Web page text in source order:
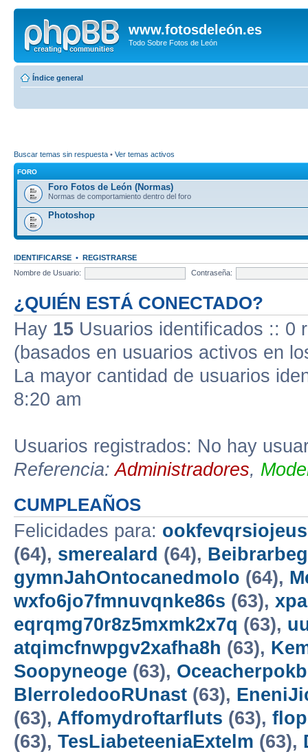
www.fotosdeleón.es
Todo Sobre Fotos de León
Índice general
Buscar temas sin respuesta • Ver temas activos
FORO
Foro Fotos de León (Normas)
Normas de comportamiento dentro del foro
Photoshop
IDENTIFICARSE • REGISTRARSE
Nombre de Usuario:
Contraseña:
¿QUIÉN ESTÁ CONECTADO?
Hay 15 Usuarios identificados :: 0
(basados en usuarios activos en
La mayor cantidad de usuarios
8:20 am
Usuarios registrados: No hay
Referencia:Administradores,
CUMPLEAÑOS
Felicidades para:
(64), smerealard (64),
gymnJahOntocanedmolo (64),
wxfo6jo7fmnuvqnke86s (63),
eqrqmg70r8z5mxmk2x7q (63),
atqimcfnwpgv2xafha8h (63),
Soopyneoge (63),
BlerroledooRUnast (63),
(63), Affomydroftarfluts (63),
(63), TesLiabeteeniaExtelm (63),